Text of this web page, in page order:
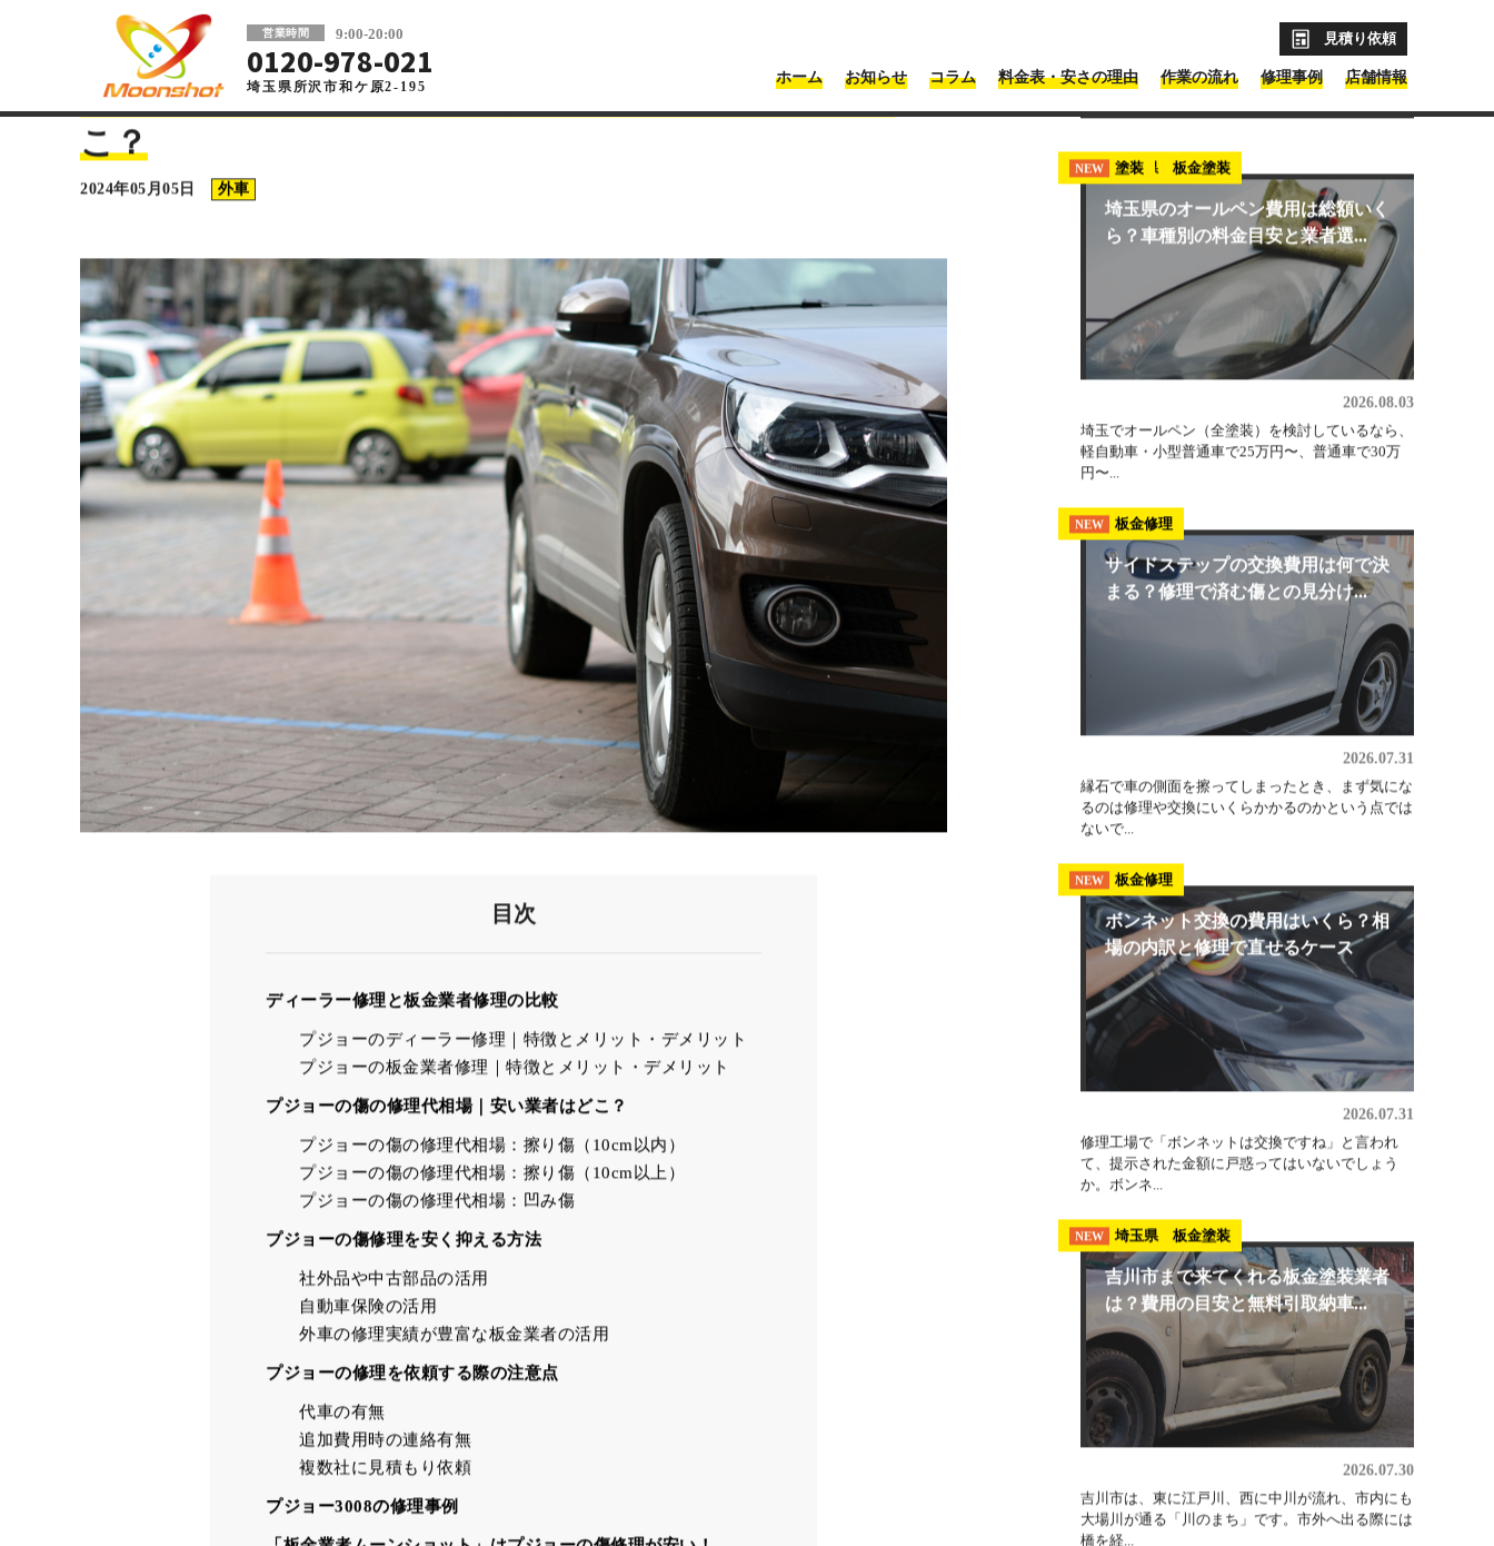
営業時間 9:00-20:00
0120-978-021
埼玉県所沢市和ケ原2-195
ホーム お知らせ コラム 料金表・安さの理由 作業の流れ 修理事例 店舗情報
見積り依頼
車の板金塗装・傷修理ならMoonshot
プジョーの傷の修理代はいくら？修理が安い業者はど
こ？
2024年05月05日 外車
目次
ディーラー修理と板金業者修理の比較
プジョーの板金業者修理｜特徴とメリット・デメリット
プジョーの傷の修理代相場｜安い業者はどこ？
プジョーの傷の修理代相場：擦り傷（10cm以内）
プジョーの傷の修理代相場：凹み傷
プジョーの傷修理を安く抑える方法
社外品や中古部品の活用
外車の修理実績が豊富な板金業者の活用
最新コラム記事
NEW 埼玉県 板金塗装
NEW 塗装
埼玉県のオールペン費用は総額いく
ら？車種別の料金目安と業者選...
2026.08.03
埼玉でオールペン（全塗装）を検討しているなら、
軽自動車・小型普通車で25万円〜、普通車で30万
サイドステップの交換費用は何で決
まる？修理で済む傷との見分け...
2026.07.31
縁石で車の側面を擦ってしまったとき、まず気にな
るのは修理や交換にいくらかかるのかという点では
ないで...
ボンネット交換の費用はいくら？相
場の内訳と修理で直せるケース
2026.07.31
修理工場で「ボンネットは交換ですね」と言われ
て、提示された金額に戸惑ってはいないでしょう
か。ボンネ...
NEW 埼玉県 板金塗装
吉川市まで来てくれる板金塗装業者
は？費用の目安と無料引取納車...